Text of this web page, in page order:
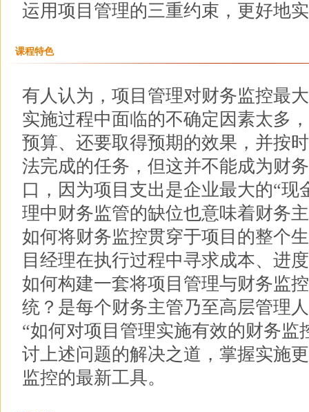
运用项目管理的三重约束，更好地
课程特色
有人认为，项目管理对财务监控最
实施过程中面临的不确定因素太多
预算、还要取得预期的效果，并按
法完成的任务，但这并不能成为财
口，因为项目支出是企业最大的“现
理中财务监管的缺位也意味着财务
如何将财务监控贯穿于项目的整个
目经理在执行过程中寻求成本、进
如何构建一套将项目管理与财务监
统？是每个财务主管乃至高层管理
“如何对项目管理实施有效的财务监
讨上述问题的解决之道，掌握实施
监控的最新工具。